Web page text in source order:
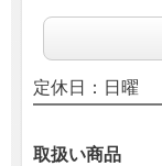
定休日：日曜
取扱い商品